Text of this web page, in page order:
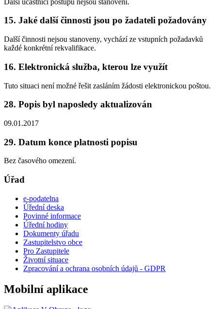
15. Jaké další činnosti jsou po žadateli požadovány
Další činnosti nejsou stanoveny, vychází ze vstupních požadavků
každé konkrétní rekvalifikace.
16. Elektronická služba, kterou lze využít
Tuto situaci není možné řešit zasláním žádosti elektronickou poštou.
28. Popis byl naposledy aktualizován
09.01.2017
29. Datum konce platnosti popisu
Bez časového omezení.
Úřad
e-podatelna
Úřední deska
Povinné informace
Úřední hodiny
Dokumenty úřadu
Zastupitelstvo obce
Pro Zastupitele
Životní situace
Zpracování a ochrana osobních údajů - GDPR
Mobilní aplikace